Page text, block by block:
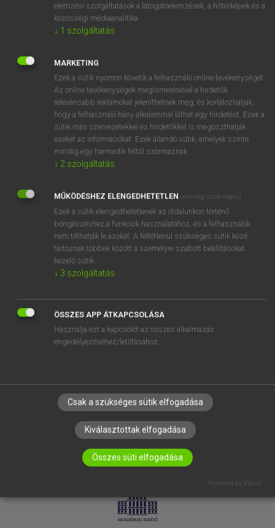
OOOOPS!
SZOTAR.NET APPLIKÁCIÓ
MICROSOFT OFFICE BŐVÍTMÉNY
BEÉPÜLŐ SZÓTÁRMODUL
ONLINE NYELVVIZSGA
EGYÉNI FELHASZNÁLÓKNAK
TANULÓKNAK
OKTATÁSI INTÉZMÉNYEKNEK
VÁLLALATI MEGOLDÁSOK
RÓLUNK
ELÉRHETŐSÉG
SÜTI BEÁLLÍTÁSOK
LICENCSZERZŐDÉS ADATVÉDELEM
elemzési szolgáltatások a látogatóelemzések, a hőtérképek és a
közösségi médiaanalitika.
↓ 1 szolgáltatás
MARKETING
Ezek a sütik nyomon követik a felhasználó online tevékenységét.
Az online tevékenységek megismerésével a hirdetők
relevánsabb reklámokat jeleníthetnek meg, és korlátozhatják,
hogy a felhasználó hány alkalommal láthat egy hirdetést. Ezek a
sütik más szervezetekkel és hirdetőkkel is megoszthatják
ezeket az információkat. Ezek állandó sütik, amelyek szinte
mindig egy harmadik féltől származnak.
↓ 2 szolgáltatás
MŰKÖDÉSHEZ ELENGEDHETETLEN (mindig szükséges)
Ezek a sütik elengedhetetlenek az oldalunkon történő
böngészéshez,a funkciók használatához, és a felhasználók
nem tilthatják le azokat. A feltétlenül szükséges sütik közé
tartoznak többek között a személyre szabott beállításokat
kezelő sütik.
↓ 3 szolgáltatás
ÖSSZES APP ÁTKAPCSOLÁSA
Használja ezt a kapcsolót az összes alkalmazás
engedélyezéséhez/letiltásához.
Csak a szükséges sütik elfogadása
Kiválasztottak elfogadása
Összes süti elfogadása
Powered by Klaro!